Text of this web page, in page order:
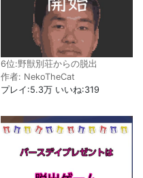
6位:野獣別荘からの脱出
作者: NekoTheCat
プレイ:5.3万 いいね:319